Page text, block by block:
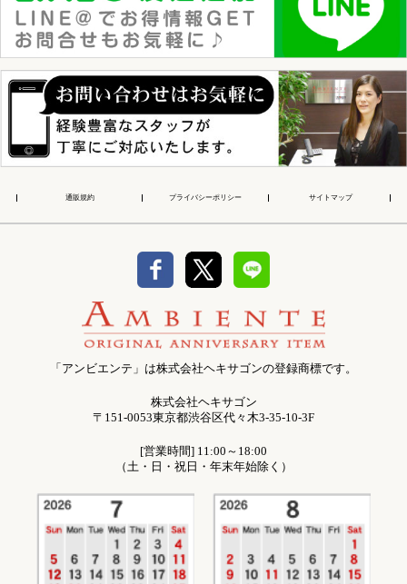
通販規約 プライバシーポリシー サイトマップ
「アンビエンテ」は株式会社ヘキサゴンの登録商標です。
株式会社ヘキサゴン
〒151-0053東京都渋谷区代々木3-35-10-3F
[営業時間] 11:00～18:00
（土・日・祝日・年末年始除く）